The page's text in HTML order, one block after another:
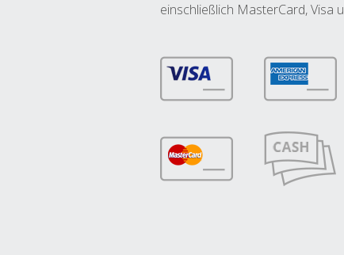
einschließlich MasterCard, Visa